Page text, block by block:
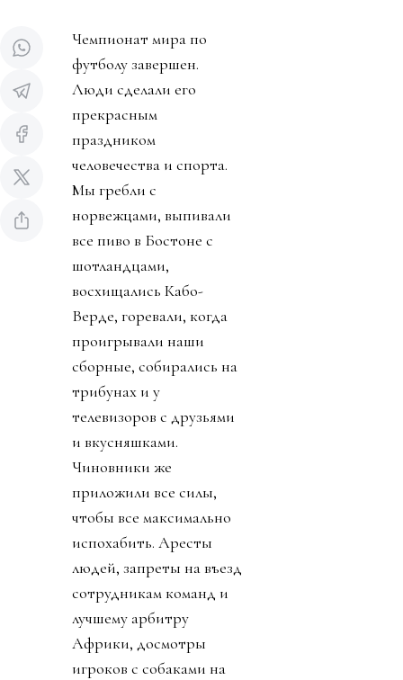
Чемпионат мира по
футболу завершен.
Люди сделали его
прекрасным
праздником
человечества и спорта.
Мы гребли с
норвежцами, выпивали
все пиво в Бостоне с
шотландцами,
восхищались Кабо-
Верде, горевали, когда
проигрывали наши
сборные, собирались на
трибунах и у
телевизоров с друзьями
и вкусняшками.
Чиновники же
приложили все силы,
чтобы все максимально
испохабить. Аресты
людей, запреты на въезд
сотрудникам команд и
лучшему арбитру
Африки, досмотры
игроков с собаками на